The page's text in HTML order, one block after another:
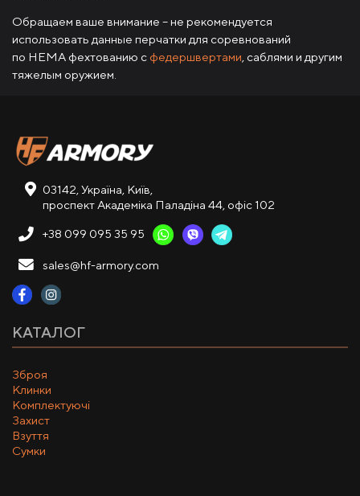
Обращаем ваше внимание – не рекомендуется
использовать данные перчатки для соревнований
по HEMA фехтованию с федершвертами , саблями и другим
тяжелым оружием.
03142, Україна, Київ,
проспект Академіка Паладіна 44, офіс 102
+38 099 095 35 95
sales@hf-armory.com
КАТАЛОГ
Зброя
Клинки
Комплектуючі
Захист
Взуття
Сумки